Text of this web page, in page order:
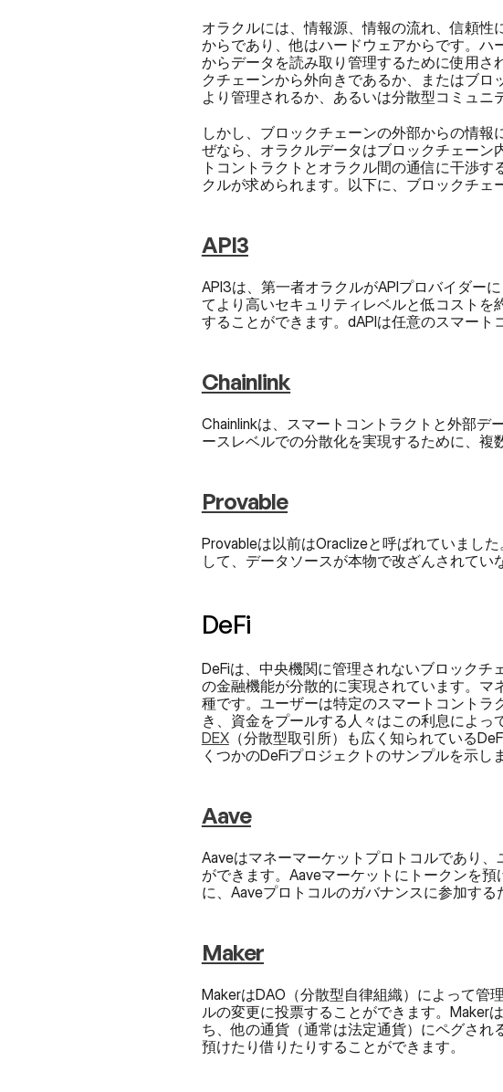
オラクルには、情報源、情報の流れ、信頼
からであり、他はハードウェアからです。
からデータを読み取り管理するために使用
クチェーンから外向きであるか、またはブ
より管理されるか、あるいは分散型コミュニ
しかし、ブロックチェーンの外部からの情
ぜなら、オラクルデータはブロックチェー
トコントラクトとオラクル間の通信に干渉
クルが求められます。以下に、ブロックチェ
API3
API3は、第一者オラクルがAPIプロバイダー
てより高いセキュリティレベルと低コストを
することができます。dAPIは任意のスマート
Chainlink
Chainlinkは、スマートコントラクトと外部デ
ースレベルでの分散化を実現するために、複
Provable
Provableは以前はOraclizeと呼ばれていまし
して、データソースが本物で改ざんされてい
DeFi
DeFiは、中央機関に管理されないブロック
の金融機能が分散的に実現されています。マ
種です。ユーザーは特定のスマートコント
DEX（分散型取引所）も広く知られている
くつかのDeFiプロジェクトのサンプルを示し
Aave
Aaveはマネーマーケットプロトコルであり
ができます。Aaveマーケットにトークンを
に、Aaveプロトコルのガバナンスに参加する
Maker
MakerはDAO（分散型自律組織）によって管
ルの変更に投票することができます。Maker
ち、他の通貨（通常は法定通貨）にペグさ
預けたり借りたりすることができます。